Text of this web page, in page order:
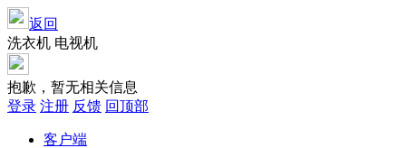
返回
洗衣机 电视机
抱歉，暂无相关信息
登录 注册 反馈 回顶部
客户端